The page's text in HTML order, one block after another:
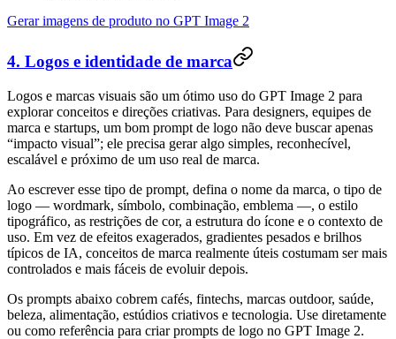
Gerar imagens de produto no GPT Image 2
4. Logos e identidade de marca
Logos e marcas visuais são um ótimo uso do GPT Image 2 para
explorar conceitos e direções criativas. Para designers, equipes de
marca e startups, um bom prompt de logo não deve buscar apenas
“impacto visual”; ele precisa gerar algo simples, reconhecível,
escalável e próximo de um uso real de marca.
Ao escrever esse tipo de prompt, defina o nome da marca, o tipo de
logo — wordmark, símbolo, combinação, emblema —, o estilo
tipográfico, as restrições de cor, a estrutura do ícone e o contexto de
uso. Em vez de efeitos exagerados, gradientes pesados e brilhos
típicos de IA, conceitos de marca realmente úteis costumam ser mais
controlados e mais fáceis de evoluir depois.
Os prompts abaixo cobrem cafés, fintechs, marcas outdoor, saúde,
beleza, alimentação, estúdios criativos e tecnologia. Use diretamente
ou como referência para criar prompts de logo no GPT Image 2.